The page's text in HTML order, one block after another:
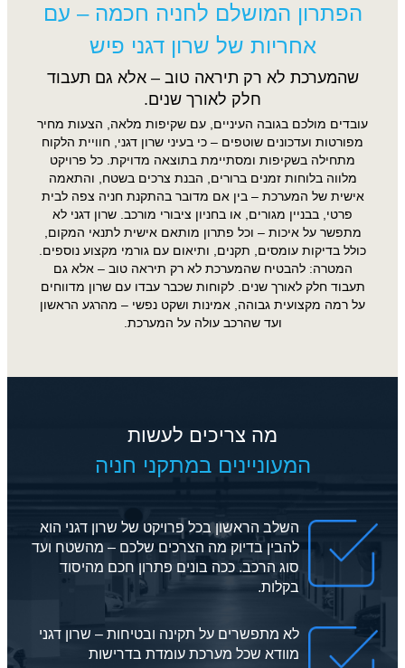
הפתרון המושלם לחניה חכמה – עם
אחריות של שרון דגני פיש
שהמערכת לא רק תיראה טוב – אלא גם תעבוד
חלק לאורך שנים.
עובדים מולכם בגובה העיניים, עם שקיפות מלאה, הצעות מחיר
מפורטות ועדכונים שוטפים – כי בעיני שרון דגני, חוויית הלקוח
מתחילה בשקיפות ומסתיימת בתוצאה מדויקת. כל פרויקט
מלווה בלוחות זמנים ברורים, הבנת צרכים בשטח, והתאמה
אישית של המערכת – בין אם מדובר בהתקנת חניה צפה לבית
פרטי, בבניין מגורים, או בחניון ציבורי מורכב. שרון דגני לא
מתפשר על איכות – וכל פתרון מותאם אישית לתנאי המקום,
כולל בדיקות עומסים, תקנים, ותיאום עם גורמי מקצוע נוספים.
המטרה: להבטיח שהמערכת לא רק תיראה טוב – אלא גם
תעבוד חלק לאורך שנים. לקוחות שכבר עבדו עם שרון מדווחים
על רמה מקצועית גבוהה, אמינות ושקט נפשי – מהרגע הראשון
ועד שהרכב עולה על המערכת.
מה צריכים לעשות
המעוניינים במתקני חניה
השלב הראשון בכל פרויקט של שרון דגני הוא
להבין בדיוק מה הצרכים שלכם – מהשטח ועד
סוג הרכב. ככה בונים פתרון חכם מהיסוד
בקלות.
לא מתפשרים על תקינה ובטיחות – שרון דגני
מוודא שכל מערכת עומדת בדרישות